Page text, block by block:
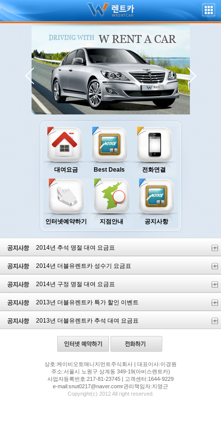
대여요금 Best Deals 전화연결
인터넷예약하기 지점안내 공지사항
2014년 추석 명절 대여 요금표
2014년 더블유렌트카 성수기 요금표
2014년 구정 명절 대여 요금표
2013년 더블유렌트카 특가 할인 이벤트
2013년 더블유렌트카 추석 대여 요금표
상호:케이비오토매니지먼트주식회사 | 대표이사:이경원
주소:서울시 노원구 상계동 349-19(아비스렌트카)
사업자등록번호:217-81-23745 | 고객센터:1644-9229
e-mail:snut0217@naver.comr관리책임자:지영근
Copyright(c) 2012 All right reserved.